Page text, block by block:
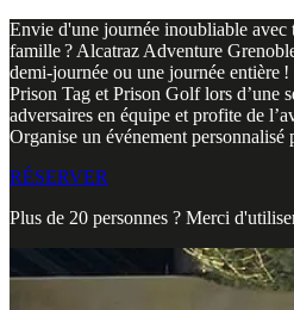
Envie d'une journée inoubliable avec
famille ? Alcatraz Adventure
demi-journée ou une journée entière
Prison Tag et Prison Golf lors d’une
adversaires en équipe et profite de
Organise un événement personnalisé
RÉSERVER
Plus de 20 personnes ? Merci